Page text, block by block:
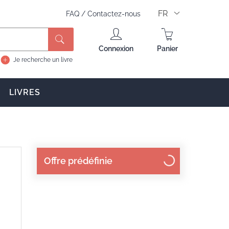
FAQ / Contactez-nous FR
Je recherche un livre
Connexion Panier
LIVRES
Offre prédéfinie